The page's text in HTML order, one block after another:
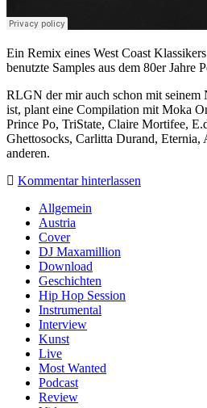
Ein Remix eines West Coast
benutzte Samples aus dem 80er Jahre
RLGN der mir auch schon mit
ist, plant eine Compilation mit Moka
Prince Po, TriState, Claire Mortifee,
Ghettosocks, Carlitta Durand, Eternia,
anderen.
Kommentar hinterlassen
Sidebar
Allgemein
Austria
Cover
DJ Maxamillion
Download
Geschichten
Hip Hop Session
Instrumental
Interview
Kunst
Live
Most Wanted
Podcast
Review